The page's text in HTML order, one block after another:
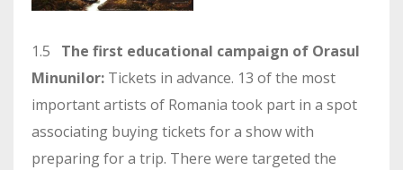
1.5 The first educational campaign of Orasul
Minunilor: Tickets in advance. 13 of the most
important artists of Romania took part in a spot
associating buying tickets for a show with
preparing for a trip. There were targeted the